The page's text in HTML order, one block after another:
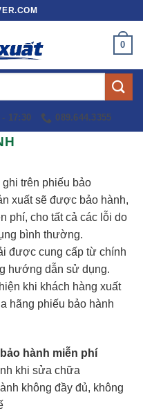
0
- 17:30 089.644.3355
trên phiếu bảo
xuất sẽ được bảo hành,
phí, cho tất cả các lỗi do
bình thường.
được cung cấp từ chính
hướng dẫn sử dụng.
khi khách hàng xuất
hãng phiếu bảo hành
hành miễn phí
khi sửa chữa
không đầy đủ, không